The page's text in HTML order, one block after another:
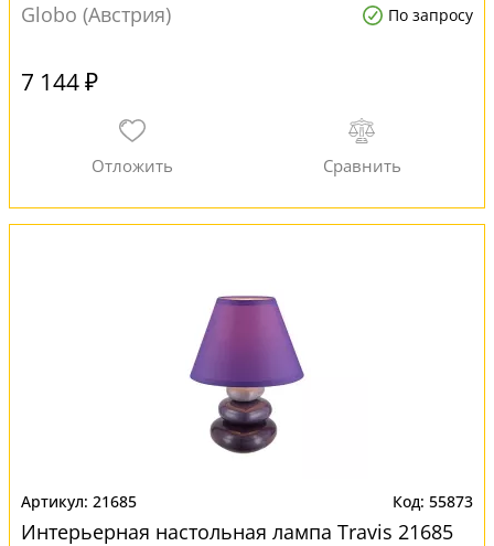
Globo (Австрия)
По запросу
7 144 ₽
21685 55873
Интерьерная настольная лампа Travis 21685